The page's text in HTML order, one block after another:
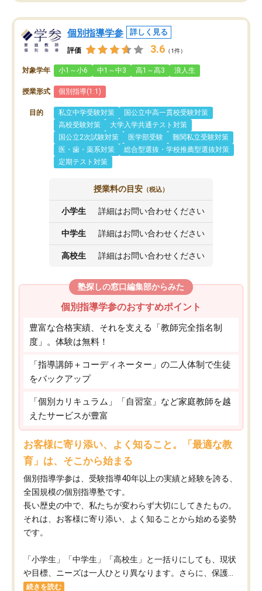
個別指導学参 詳しく見る
評価 3.6 （1件）
対象学年 小1～小6 中1～中3 高1～高3 浪人生
授業形式 個別指導(1:1)
目的 私立中学受験対策
国公立中高一貫校受験対策
高校受験対策
大学入学共通テスト対策
国公立2次試験対策
医学部受験
難関私立受験対策
医・歯・薬系対策
総合型選抜・学校推薦型選抜対策
定期テスト対策
授業料の目安 （税込）
小学生 詳細はお問い合わせください
中学生 詳細はお問い合わせください
高校生 詳細はお問い合わせください
塾探しの窓口編集部からみた
個別指導学参のおすすめポイント
豊富な合格実績、それを支える「教師完全指名制
度」。体験は無料！
「指導講師＋コーディネーター」の二人体制で生徒
をバックアップ
「個別カリキュラム」「自習室」など家庭教師を越
えたサービスが豊富
お客様に寄り添い、よく知ること。「最適な教
育」は、そこから始まる
個別指導学参は、受験指導40年以上の実績と経験を誇る、
全国規模の個別指導塾です。
長い歴史の中で、私たちが変わらず大切にしてきたもの。
それは、お客様に寄り添い、よく知ることから始める姿勢
です。
「小学生」「中学生」「高校生」と一括りにしても、現状
や目標、ニーズは一人ひとり異なります。さらに、保護...
続きを読む